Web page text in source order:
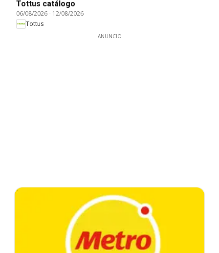
Tottus catálogo
06/08/2026- 12/08/2026
Tottus
ANUNCIO